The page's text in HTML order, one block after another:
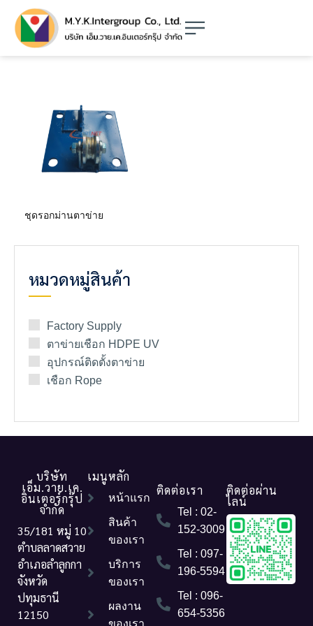
หมวดหมู่สินค้า
Factory Supply
ตาข่ายเชือก HDPE UV
อุปกรณ์ติดตั้งตาข่าย
เชือก Rope
ชุดรอกม่านตาข่าย
บริษัท
เอ็ม.วาย.เค.
อินเตอร์กรุ๊ป
จำกัด
35/181 หมู่ 10
ตำบลลาดสวาย
อำเภอลำลูกกา
จังหวัด
ปทุมธานี
12150
เมนูหลัก
หน้าแรก
สินค้า
ของเรา
บริการ
ของเรา
ผลงาน
ของเรา
ติดต่อเรา
Tel : 02-
152-3009
Tel : 097-
196-5594
Tel : 096-
654-5356
ติดต่อผ่าน
ไลน์